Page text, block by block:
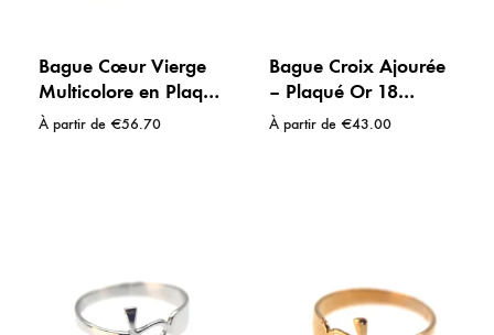
Bague Cœur Vierge
Multicolore en Plaqué
or 18 carats –
À partir de €56.70
Bague Croix Ajourée
– Plaqué Or 18
Carats & Strass
À partir de €43.00